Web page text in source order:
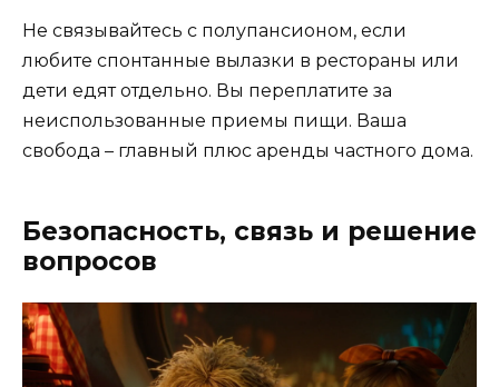
Не связывайтесь с полупансионом, если
любите спонтанные вылазки в рестораны или
дети едят отдельно. Вы переплатите за
неиспользованные приемы пищи. Ваша
свобода – главный плюс аренды частного дома.
Безопасность, связь и решение
вопросов